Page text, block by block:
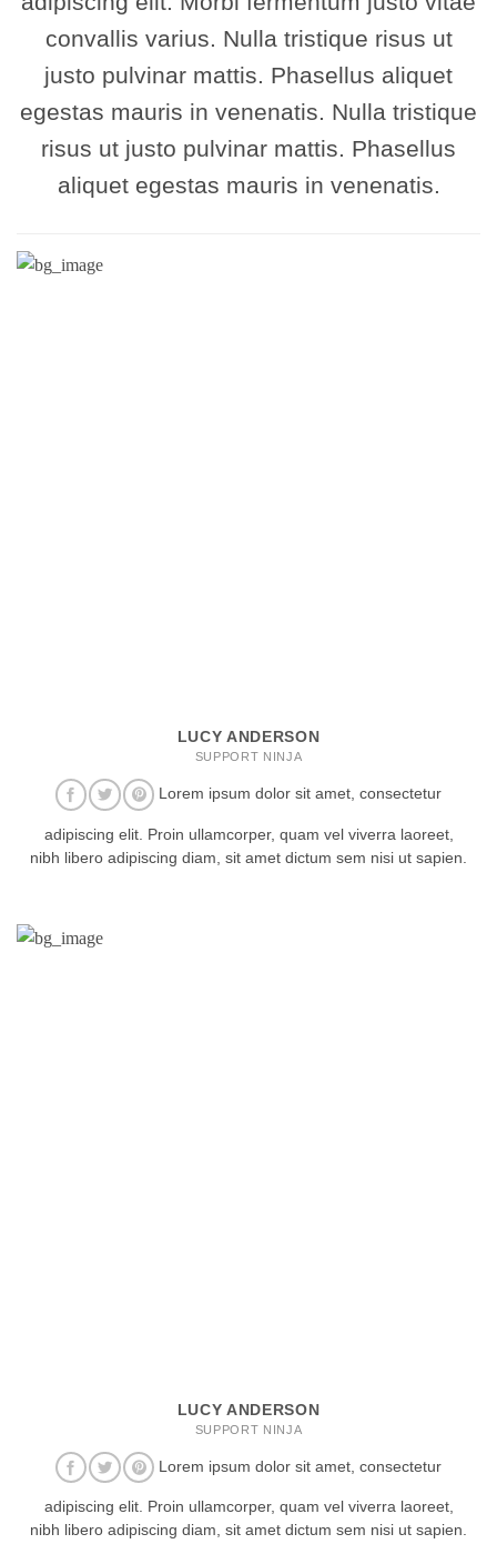
convallis varius. Nulla tristique risus ut
justo pulvinar mattis. Phasellus aliquet
egestas mauris in venenatis. Nulla tristique
risus ut justo pulvinar mattis. Phasellus
aliquet egestas mauris in venenatis.
LUCY ANDERSON
SUPPORT NINJA
Lorem ipsum dolor sit amet, consectetur
adipiscing elit. Proin ullamcorper, quam vel viverra laoreet,
nibh libero adipiscing diam, sit amet dictum sem nisi ut sapien.
LUCY ANDERSON
SUPPORT NINJA
Lorem ipsum dolor sit amet, consectetur
adipiscing elit. Proin ullamcorper, quam vel viverra laoreet,
nibh libero adipiscing diam, sit amet dictum sem nisi ut sapien.